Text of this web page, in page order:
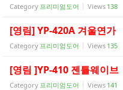
Category 프리미엄도어 Views 138
[영림] YP-420A 겨울연가
Category 프리미엄도어 Views 135
[영림 ]YP-410 젠틀웨이브
Category 프리미엄도어 Views 141